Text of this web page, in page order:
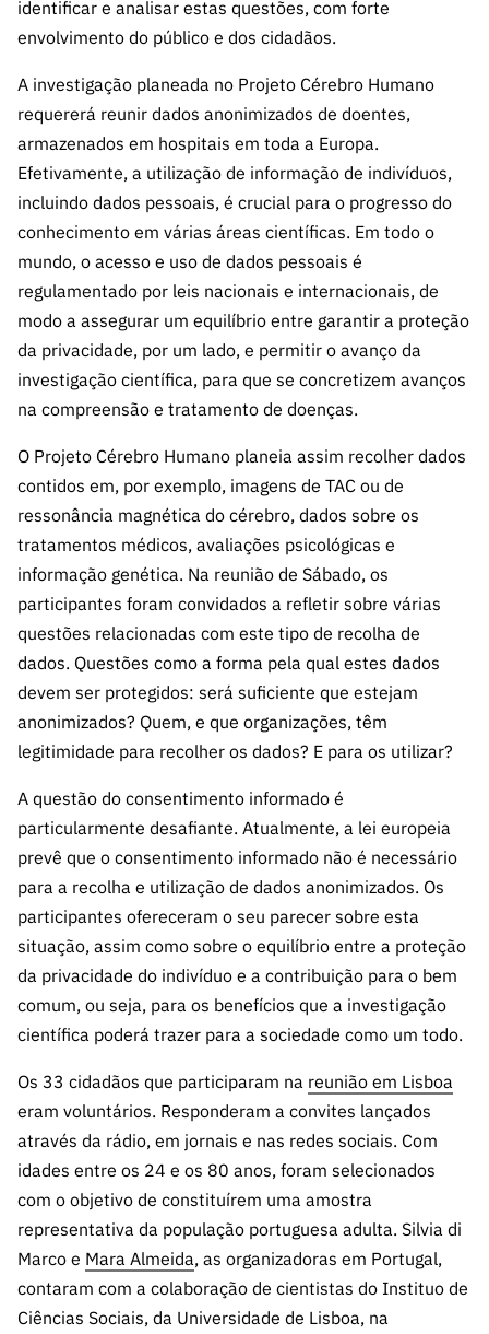
identificar e analisar estas questões, com forte
envolvimento do público e dos cidadãos.
A investigação planeada no Projeto Cérebro Humano
requererá reunir dados anonimizados de doentes,
armazenados em hospitais em toda a Europa.
Efetivamente, a utilização de informação de indivíduos,
incluindo dados pessoais, é crucial para o progresso do
conhecimento em várias áreas científicas. Em todo o
mundo, o acesso e uso de dados pessoais é
regulamentado por leis nacionais e internacionais, de
modo a assegurar um equilíbrio entre garantir a proteção
da privacidade, por um lado, e permitir o avanço da
investigação científica, para que se concretizem avanços
na compreensão e tratamento de doenças.
O Projeto Cérebro Humano planeia assim recolher dados
contidos em, por exemplo, imagens de TAC ou de
ressonância magnética do cérebro, dados sobre os
tratamentos médicos, avaliações psicológicas e
informação genética. Na reunião de Sábado, os
participantes foram convidados a refletir sobre várias
questões relacionadas com este tipo de recolha de
dados. Questões como a forma pela qual estes dados
devem ser protegidos: será suficiente que estejam
anonimizados? Quem, e que organizações, têm
legitimidade para recolher os dados? E para os utilizar?
A questão do consentimento informado é
particularmente desafiante. Atualmente, a lei europeia
prevê que o consentimento informado não é necessário
para a recolha e utilização de dados anonimizados. Os
participantes ofereceram o seu parecer sobre esta
situação, assim como sobre o equilíbrio entre a proteção
da privacidade do indivíduo e a contribuição para o bem
comum, ou seja, para os benefícios que a investigação
científica poderá trazer para a sociedade como um todo.
Os 33 cidadãos que participaram na reunião em Lisboa
eram voluntários. Responderam a convites lançados
através da rádio, em jornais e nas redes sociais. Com
idades entre os 24 e os 80 anos, foram selecionados
com o objetivo de constituírem uma amostra
representativa da população portuguesa adulta. Silvia di
Marco e Mara Almeida, as organizadoras em Portugal,
contaram com a colaboração de cientistas do Instituo de
Ciências Sociais, da Universidade de Lisboa, na